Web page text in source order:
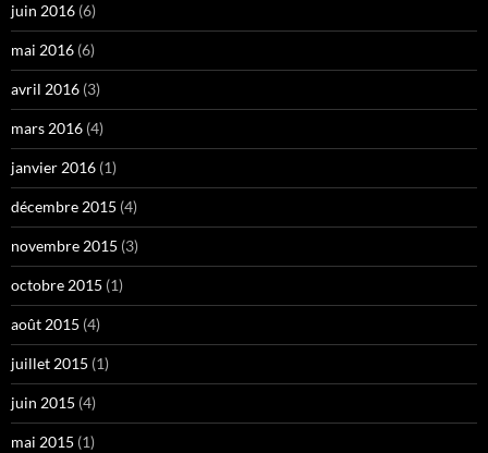
juin 2016 (6)
mai 2016 (6)
avril 2016 (3)
mars 2016 (4)
janvier 2016 (1)
décembre 2015 (4)
novembre 2015 (3)
octobre 2015 (1)
août 2015 (4)
juillet 2015 (1)
juin 2015 (4)
mai 2015 (1)